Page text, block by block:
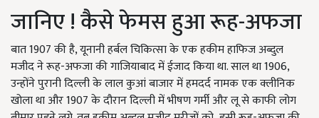
जानिए ! कैसे फेमस हुआ रूह-अफजा
बात 1907 की है, यूनानी हर्बल चिकित्सा के एक हकीम हाफिज अब्दुल
मजीद ने रूह-अफजा की गाजियाबाद में ईजाद किया था. साल था 1906,
उन्होंने पुरानी दिल्ली के लाल कुआं बाजार में हमदर्द नामक एक क्लीनिक
खोला था और 1907 के दौरान दिल्ली में भीषण गर्मी और लू से काफी लोग